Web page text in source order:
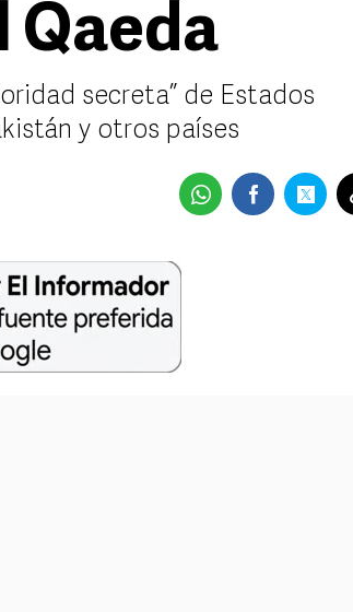
Qaeda
secreta” de Estados
y otros países